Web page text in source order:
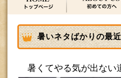
暑いネタばかりの最近
暑くてやる気が出ない